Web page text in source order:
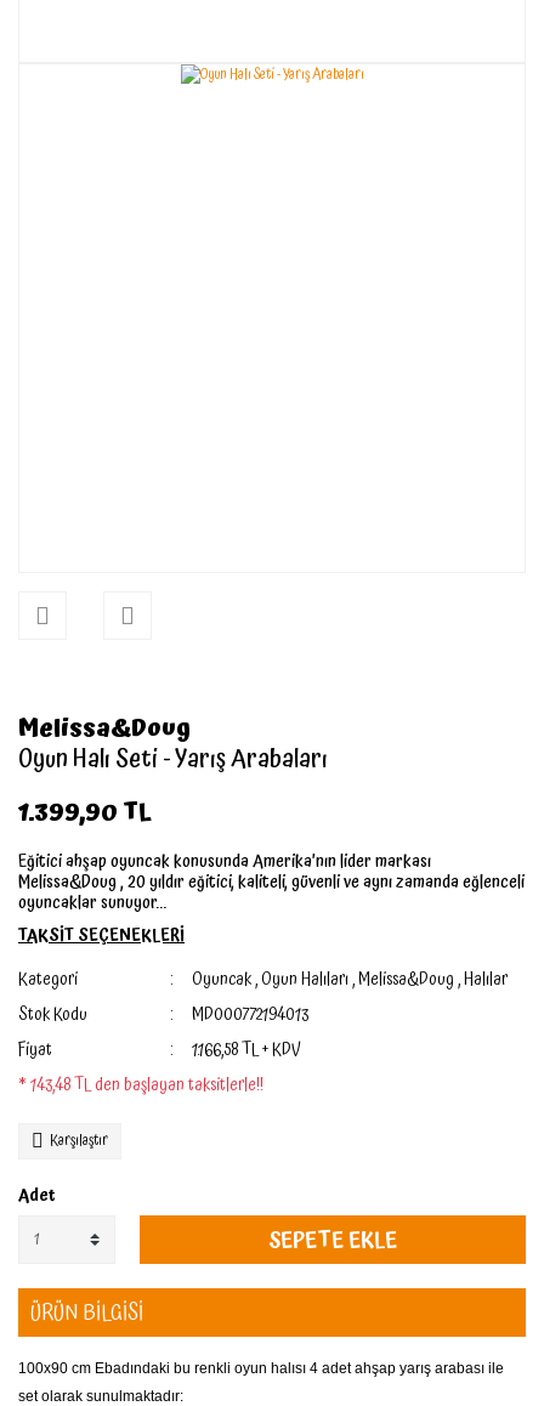
Melissa&Doug
Oyun Halı Seti - Yarış Arabaları
1.399,90 TL
Eğitici ahşap oyuncak konusunda Amerika’nın lider markası
Melissa&Doug , 20 yıldır eğitici, kaliteli, güvenli ve aynı zamanda eğlenceli
oyuncaklar sunuyor...
TAKSİT SEÇENEKLERİ
Kategori
Oyuncak,Oyun Halıları,Melissa&Doug,Halılar
Stok Kodu
MD000772194013
Fiyat
1.166,58 TL + KDV
* 143,48 TL den başlayan taksitlerle!!
Karşılaştır
Adet
SEPETE EKLE
ÜRÜN BİLGİSİ
100x90 cm Ebadındaki bu renkli oyun halısı 4 adet ahşap yarış arabası ile
set olarak sunulmaktadır: